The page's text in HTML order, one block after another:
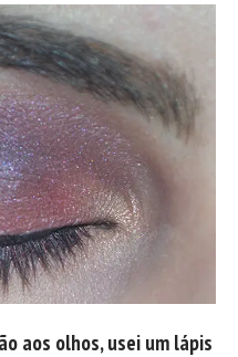
aos olhos, usei um lápis